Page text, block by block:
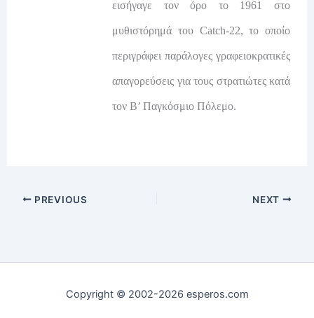
εισήγαγε τον όρο το 1961 στο
μυθιστόρημά του Catch-22, το οποίο
περιγράφει παράλογες γραφειοκρατικές
απαγορεύσεις για τους στρατιώτες κατά
τον Β’ Παγκόσμιο Πόλεμο.
PREVIOUS NEXT
Copyright © 2002-2026 esperos.com